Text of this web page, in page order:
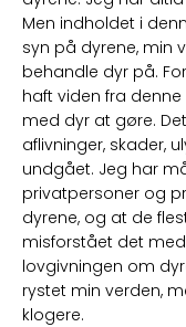
Men indholdet i
syn på dyrene, min
behandle dyr på.
haft viden fra
med dyr at gøre.
aflivninger, skader,
undgået. Jeg har
privatpersoner og
dyrene, og at de
misforstået det
lovgivningen om
rystet min verden,
klogere.